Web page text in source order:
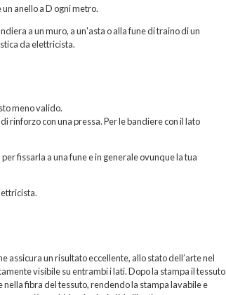
anello a D ogni metro.
a un muro, a un'asta o alla fune di traino di un
da elettricista.
meno valido.
rinforzo con una pressa. Per le bandiere con il lato
fissarla a una fune e in generale ovunque la tua
un risultato eccellente, allo stato dell’arte nel
visibile su entrambi i lati. Dopo la stampa il tessuto
fibra del tessuto, rendendo la stampa lavabile e